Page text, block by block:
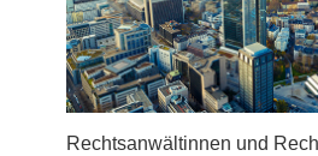
Rechtsanwältinnen und